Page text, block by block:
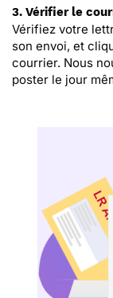
3. Vérifier le
Vérifiez votre
son envoi, et
courrier. Nous
poster le jour